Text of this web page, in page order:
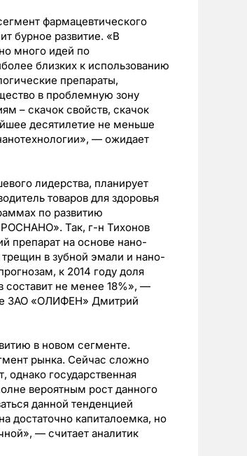
фармацевтического
бурное развитие. «В
много идей по
близких к использованию
препараты,
в проблемную зону
– скачок свойств, скачок
десятилетие не меньше
— ожидает
лидерства, планирует
товаров для здоровья
по развитию
Так, г-н Тихонов
препарат на основе нано-
в зубной эмали и нано-
к 2014 году доля
составит не менее 18%», —
ЗАО «ОЛИФЕН» Дмитрий
в новом сегменте.
рынка. Сейчас сложно
однако государственная
вероятным рост данного
данной тенденцией
достаточно капиталоемка, но
— считает аналитик